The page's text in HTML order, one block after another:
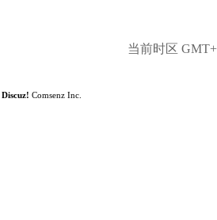
当前时区
Discuz! Comsenz Inc.